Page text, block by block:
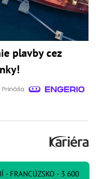
plavby cez
- FRANCÚZSKO - 3 600